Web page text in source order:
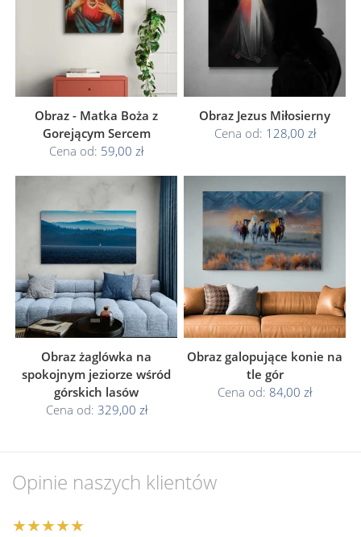
Obraz - Matka Boża z
Gorejącym Sercem
Cena od: 59,00 zł
Obraz Jezus Miłosierny
Cena od: 128,00 zł
Obraz żaglówka na
spokojnym jeziorze wśród
górskich lasów
Cena od: 329,00 zł
Obraz galopujące konie na
tle gór
Cena od: 84,00 zł
Opinie naszych klientów
★★★★★